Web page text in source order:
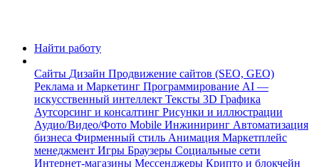
Найти работу
Сайты Дизайн Продвижение сайтов (SEO, GEO)
Реклама и Маркетинг Программирование AI —
искусственный интеллект Тексты 3D Графика
Аутсорсинг и консалтинг Рисунки и иллюстрации
Аудио/Видео/Фото Mobile Инжиниринг Автоматизация
бизнеса Фирменный стиль Анимация Маркетплейс
менеджмент Игры Браузеры Социальные сети
Интернет-магазины Мессенджеры Крипто и блокчейн